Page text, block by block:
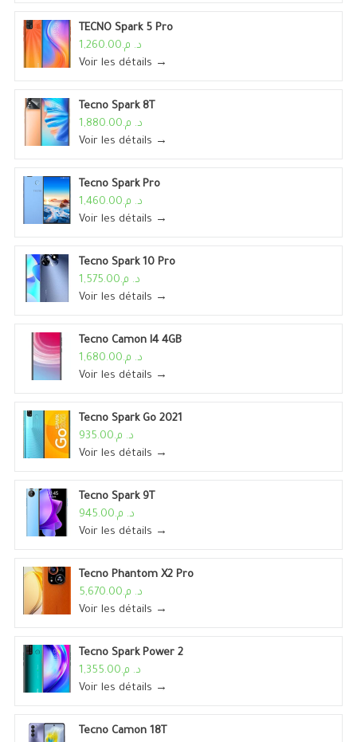
TECNO Spark 5 Pro
د. م.1,260.00
Voir les détails →
Tecno Spark 8T
د. م.1,880.00
Voir les détails →
Tecno Spark Pro
د. م.1,460.00
Voir les détails →
Tecno Spark 10 Pro
د. م.1,575.00
Voir les détails →
Tecno Camon I4 4GB
د. م.1,680.00
Voir les détails →
Tecno Spark Go 2021
د. م.935.00
Voir les détails →
Tecno Spark 9T
د. م.945.00
Voir les détails →
Tecno Phantom X2 Pro
د. م.5,670.00
Voir les détails →
Tecno Spark Power 2
د. م.1,355.00
Voir les détails →
Tecno Camon 18T